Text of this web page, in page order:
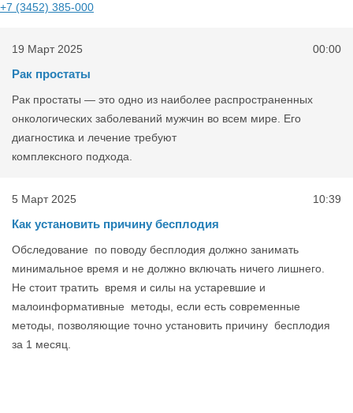
+7 (3452) 385-000
19 Март 2025 00:00
Рак простаты
Рак простаты — это одно из наиболее распространенных
онкологических заболеваний мужчин во всем мире. Его
диагностика и лечение требуют
комплексного подхода.
5 Март 2025 10:39
Как установить причину бесплодия
Обследование по поводу бесплодия должно занимать
минимальное время и не должно включать ничего лишнего.
Не стоит тратить время и силы на устаревшие и
малоинформативные методы, если есть современные
методы, позволяющие точно установить причину бесплодия
за 1 месяц.